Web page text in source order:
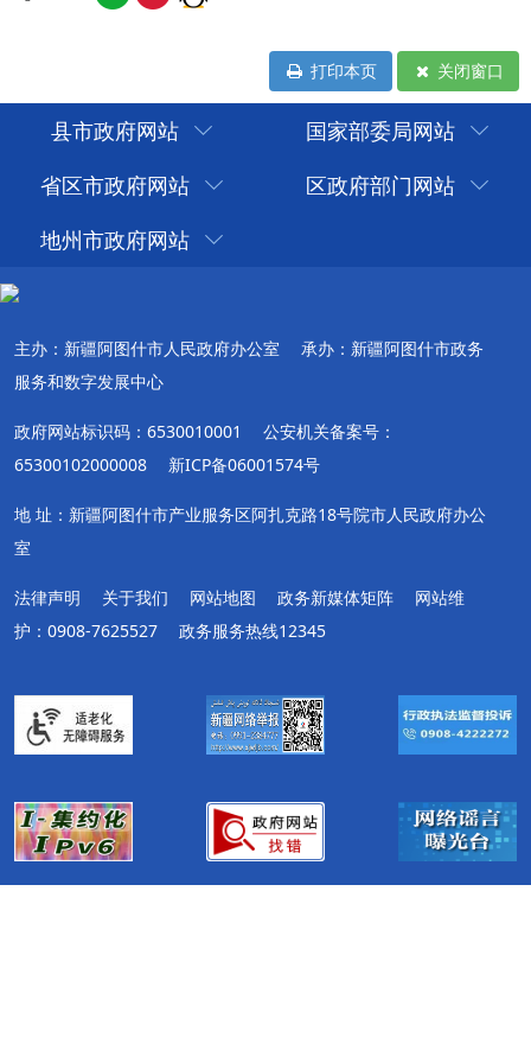
打印本页 关闭窗口
县市政府网站
国家部委局网站
省区市政府网站
区政府部门网站
地州市政府网站
主办：新疆阿图什市人民政府办公室
承办：新疆阿图什市政务
服务和数字发展中心
政府网站标识码：6530010001
公安机关备案号：
65300102000008
新ICP备06001574号
地 址：新疆阿图什市产业服务区阿扎克路18号院市人民政府办公
室
法律声明 关于我们 网站地图 政务新媒体矩阵
网站维
护：0908-7625527
政务服务热线12345